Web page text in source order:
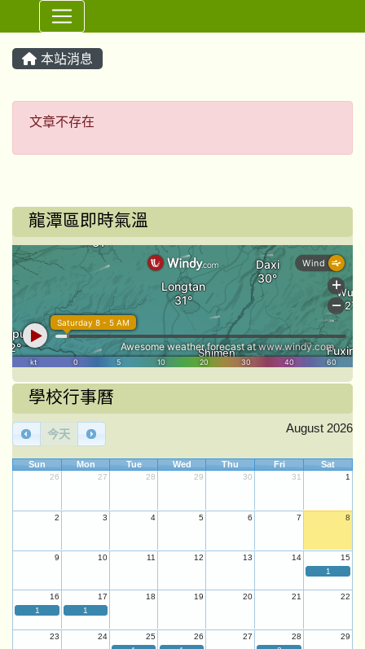
⏸
本站消息
文章不存在
文章不存在
龍潭區即時氣溫
學校行事曆
今天 August 2026
Sun Mon Tue Wed Thu Fri Sat
26 27 28 29 30 31 1
2 3 4 5 6 7 8
9 10 11 12 13 14
15
1
16 17 18 19 20 21
22
1
1
23 24 25 26 27 28
29